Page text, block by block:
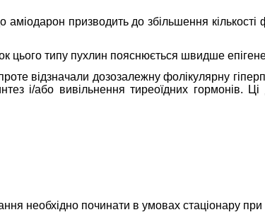
призводить до збільшення
цього типу пухлин пояснюється швидше
відзначали дозозалежну фолікулярну
і/або вивільнення тиреоїдних гормонів. Ці
необхідно починати в умовах стаціонару